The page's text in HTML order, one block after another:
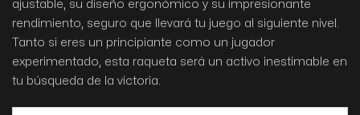
ajustable, su diseño ergonómico y su impresionante
rendimiento, seguro que llevará tu juego al siguiente nivel.
Tanto si eres un principiante como un jugador
experimentado, esta raqueta será un activo inestimable en
tu búsqueda de la victoria.